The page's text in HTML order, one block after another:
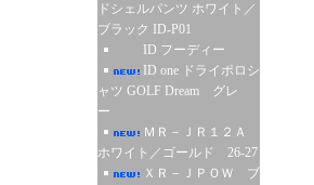
ドシェルパンツ ホワイト／
ブラック ID-P01
ID フーディー
ID one ドライポロシ
ャツ GOLF Dream グレ
ー
ＭＲ－ＪＲ１２Ａ
ホワイト／ゴールド 26-27
ＸＲ－ＪＰＯＷ ブ